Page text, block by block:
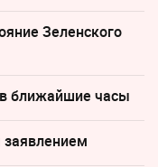
Зеленского
ближайшие часы